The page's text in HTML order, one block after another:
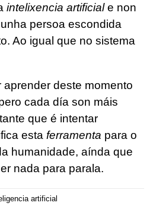
intelixencia artificiale non
persoa escondida
Ao igual que no sistema
deste momento
cada día son máis
que é intentar
esta ferramenta para o
humanidade, aínda que
nada para parala.
artificial